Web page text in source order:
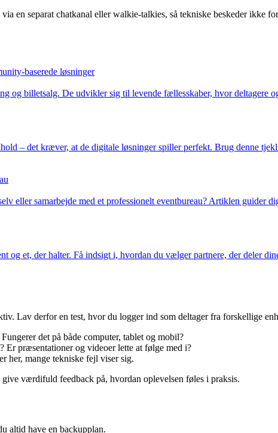
en separat chatkanal eller walkie-talkies, så tekniske beskeder ikke
baserede løsninger
billetsalg. De udvikler sig til levende fællesskaber, hvor deltagere
– det kræver, at de digitale løsninger spiller perfekt. Brug denne
eller samarbejde med et professionelt eventbureau? Artiklen guider
og et, der halter. Få indsigt i, hvordan du vælger partnere, der deler
Lav derfor en test, hvor du logger ind som deltager fra forskellige
det på både computer, tablet og mobil?
Er præsentationer og videoer lette at følge med i?
her, mange tekniske fejl viser sig.
værdifuld feedback på, hvordan oplevelsen føles i praksis.
altid have en backupplan.